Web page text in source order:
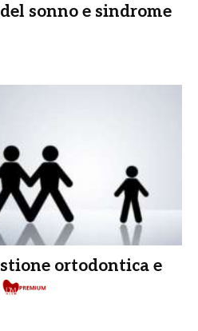
sonno e sindrome
ortodontica e